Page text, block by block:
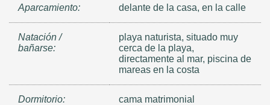
Aparcamiento: delante de la casa, en la calle
Natación /
bañarse:
playa naturista, situado muy
cerca de la playa,
directamente al mar, piscina de
mareas en la costa
Dormitorio: cama matrimonial